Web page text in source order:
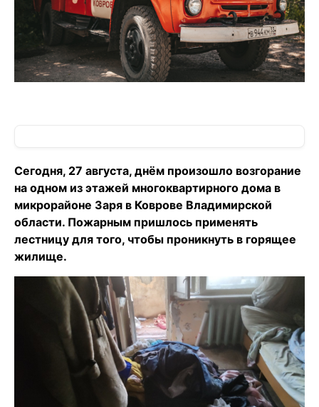
Сегодня, 27 августа, днём произошло возгорание
на одном из этажей многоквартирного дома в
микрорайоне Заря в Коврове Владимирской
области. Пожарным пришлось применять
лестницу для того, чтобы проникнуть в горящее
жилище.